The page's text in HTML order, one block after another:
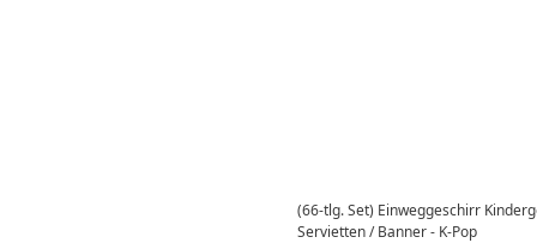
(66-tlg. Set) Einweggeschirr
Servietten / Banner - K-Pop